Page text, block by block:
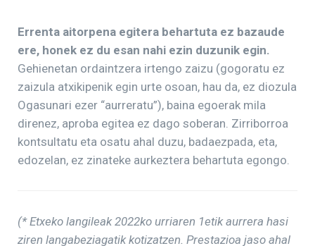
Errenta aitorpena egitera behartuta ez bazaude
ere, honek ez du esan nahi ezin duzunik egin.
Gehienetan ordaintzera irtengo zaizu (gogoratu ez
zaizula atxikipenik egin urte osoan, hau da, ez diozula
Ogasunari ezer “aurreratu”), baina egoerak mila
direnez, aproba egitea ez dago soberan. Zirriborroa
kontsultatu eta osatu ahal duzu, badaezpada, eta,
edozelan, ez zinateke aurkeztera behartuta egongo.
(* Etxeko langileak 2022ko urriaren 1etik aurrera hasi
ziren langabeziagatik kotizatzen. Prestazioa jaso ahal